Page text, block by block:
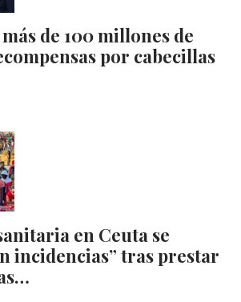
de 100 millones de
por cabecillas
en Ceuta se
incidencias” tras prestar